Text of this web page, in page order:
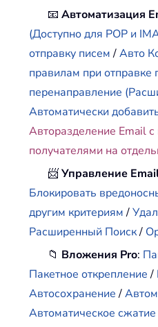
📧Автоматизация
(Доступно для POP и
отправку писем/Авто
правилам при отправке
перенаправление
Автоматически
Авторазделение Email
получателями на
📨Управление
Блокировать
другим критериям/
Расширенный Поиск/
📁 Вложения Pro:
Пакетное открепление/
Автосохранение/
Автоматическое сжатие